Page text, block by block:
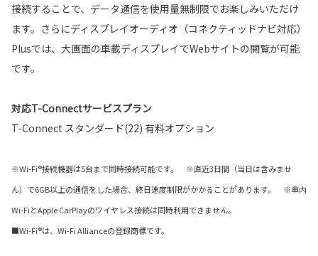
接続することで、データ通信を使用量無制限でお楽しみいただけ
ます。さらにディスプレイオーディオ（コネクティッドナビ対応）
Plusでは、大画面の車載ディスプレイでWebサイトの閲覧が可能
です。
対応T-Connectサービスプラン
T-Connect スタンダード(22) 有料オプション
※Wi-Fi®接続機器は5台まで同時接続可能です。 ※直近3日間（当日は含みませ
ん）で6GB以上の通信をした場合、終日速度制限がかかることがあります。 ※車内
Wi-FiとApple CarPlayのワイヤレス接続は同時利用できません。
■Wi-Fi®は、Wi-Fi Allianceの登録商標です。